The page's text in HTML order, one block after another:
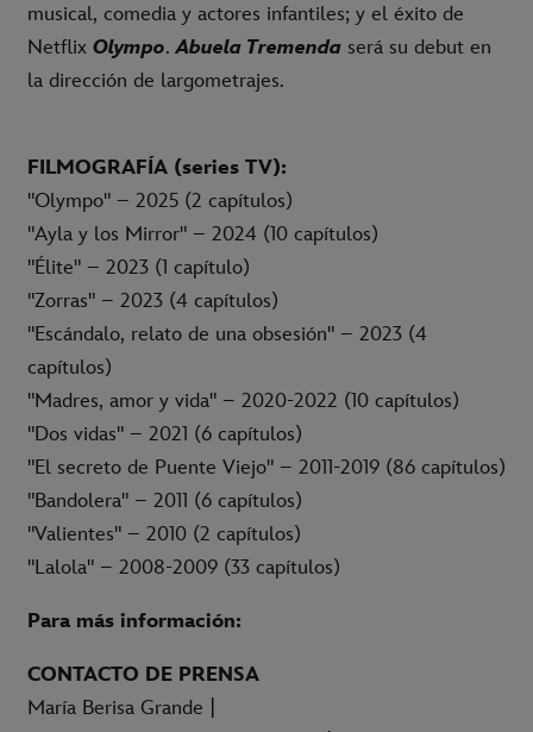
musical, comedia y actores infantiles; y el éxito de
Netflix Olympo.Abuela Tremenda será su debut en
la dirección de largometrajes.
FILMOGRAFÍA (series TV):
"Olympo" – 2025 (2 capítulos)
"Ayla y los Mirror" – 2024 (10 capítulos)
"Élite" – 2023 (1 capítulo)
"Zorras" – 2023 (4 capítulos)
"Escándalo, relato de una obsesión" – 2023 (4
capítulos)
"Madres, amor y vida" – 2020-2022 (10 capítulos)
"Dos vidas" – 2021 (6 capítulos)
"El secreto de Puente Viejo" – 2011-2019 (86 capítulos)
"Bandolera" – 2011 (6 capítulos)
"Valientes" – 2010 (2 capítulos)
"Lalola" – 2008-2009 (33 capítulos)
Para más información:
CONTACTO DE PRENSA
María Berisa Grande |